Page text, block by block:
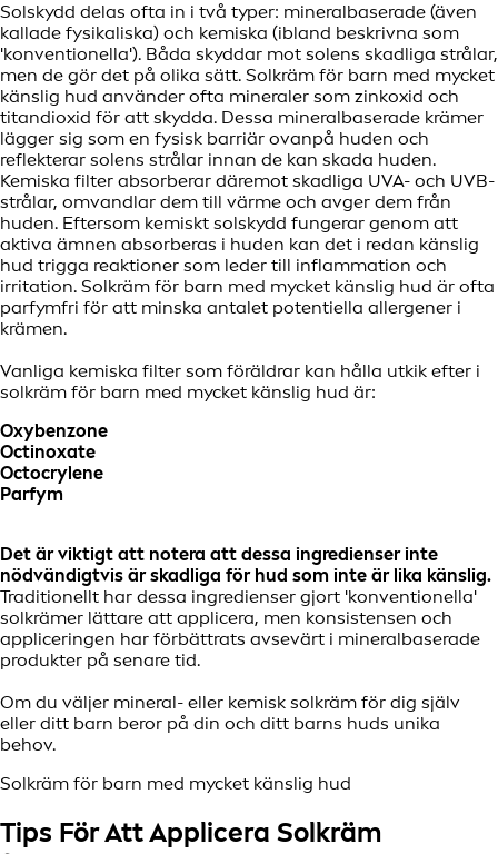
Solskydd delas ofta in i två typer: mineralbaserade (även
kallade fysikaliska) och kemiska (ibland beskrivna som
'konventionella'). Båda skyddar mot solens skadliga strålar,
men de gör det på olika sätt. Solkräm för barn med mycket
känslig hud använder ofta mineraler som zinkoxid och
titandioxid för att skydda. Dessa mineralbaserade krämer
lägger sig som en fysisk barriär ovanpå huden och
reflekterar solens strålar innan de kan skada huden.
Kemiska filter absorberar däremot skadliga UVA- och UVB-
strålar, omvandlar dem till värme och avger dem från
huden. Eftersom kemiskt solskydd fungerar genom att
aktiva ämnen absorberas i huden kan det i redan känslig
hud trigga reaktioner som leder till inflammation och
irritation. Solkräm för barn med mycket känslig hud är ofta
parfymfri för att minska antalet potentiella allergener i
krämen.
Vanliga kemiska filter som föräldrar kan hålla utkik efter i
solkräm för barn med mycket känslig hud är:
Oxybenzone
Octinoxate
Octocrylene
Parfym
Det är viktigt att notera att dessa ingredienser inte
nödvändigtvis är skadliga för hud som inte är lika känslig.
Traditionellt har dessa ingredienser gjort 'konventionella'
solkrämer lättare att applicera, men konsistensen och
appliceringen har förbättrats avsevärt i mineralbaserade
produkter på senare tid.
Om du väljer mineral- eller kemisk solkräm för dig själv
eller ditt barn beror på din och ditt barns huds unika
behov.
Solkräm för barn med mycket känslig hud
Tips För Att Applicera Solkräm